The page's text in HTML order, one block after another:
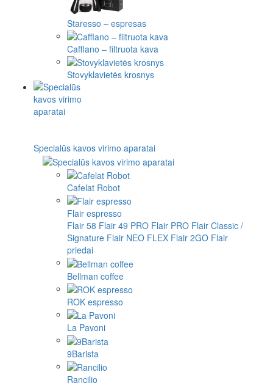
Staresso – espresas
Cafflano – filtruota kava
Stovyklavietės krosnys
Specialūs kavos virimo aparatai
Cafelat Robot
Flair espresso
Flair 58 Flair 49 PRO Flair PRO Flair Classic /
Signature Flair NEO FLEX Flair 2GO Flair
priedai
Bellman coffee
ROK espresso
La Pavoni
9Barista
Rancilio